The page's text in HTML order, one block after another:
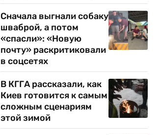
Сначала выгнали собаку
шваброй, а потом
«спасли»: «Новую
почту» раскритиковали
в соцсетях
В КГГА рассказали, как
Киев готовится к самым
сложным сценариям
этой зимой